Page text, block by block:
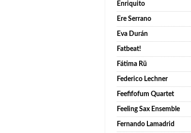
Enriquito
Ere Serrano
Eva Durán
Fatbeat!
Fátima Rü
Federico Lechner
Feefifofum Quartet
Feeling Sax Ensemble
Fernando Lamadrid